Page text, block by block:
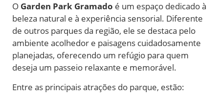
O Garden Park Gramado é um espaço dedicado à
beleza natural e à experiência sensorial. Diferente
de outros parques da região, ele se destaca pelo
ambiente acolhedor e paisagens cuidadosamente
planejadas, oferecendo um refúgio para quem
deseja um passeio relaxante e memorável.
Entre as principais atrações do parque, estão: